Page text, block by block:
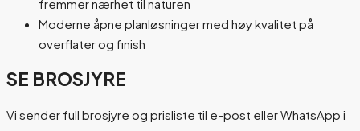
fremmer nærhet til naturen
Moderne åpne planløsninger med høy kvalitet på
overflater og finish
SE BROSJYRE
Vi sender full brosjyre og prisliste til e-post eller WhatsApp i